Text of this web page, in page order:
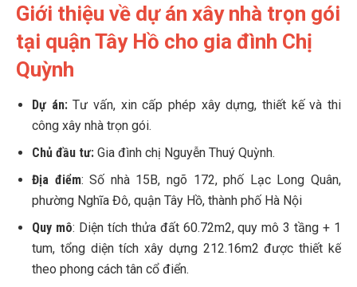
Giới thiệu về dự án xây nhà trọn gói
tại quận Tây Hồ cho gia đình Chị
Quỳnh
Dự án:Tư vấn, xin cấp phép xây dựng, thiết kế và thi
công xây nhà trọn gói.
Chủ đầu tư: Gia đình chị Nguyễn Thuý Quỳnh.
Địa điểm: Số nhà 15B, ngõ 172, phố Lạc Long Quân,
phường Nghĩa Đô, quận Tây Hồ, thành phố Hà Nội
Quy mô: Diện tích thửa đất 60.72m2, quy mô 3 tầng + 1
tum, tổng diện tích xây dựng 212.16m2 được thiết kế
theo phong cách tân cổ điển.